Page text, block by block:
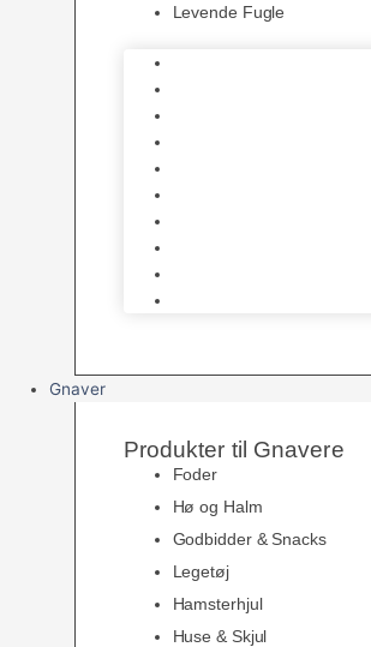
Levende Fugle
Gnaver
Produkter til Gnavere
Foder
Hø og Halm
Godbidder & Snacks
Legetøj
Hamsterhjul
Huse & Skjul